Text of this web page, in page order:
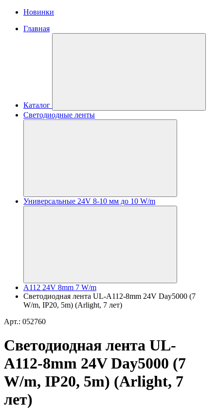
Новинки
Главная
Каталог
Светодиодные ленты
Универсальные 24V 8-10 мм до 10 W/m
A112 24V 8mm 7 W/m
Светодиодная лента UL-A112-8mm 24V Day5000 (7
W/m, IP20, 5m) (Arlight, 7 лет)
Арт.: 052760
Светодиодная лента UL-
A112-8mm 24V Day5000 (7
W/m, IP20, 5m) (Arlight, 7
лет)